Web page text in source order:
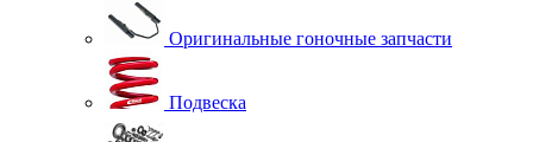
Оригинальные гоночные запчасти
Подвеска